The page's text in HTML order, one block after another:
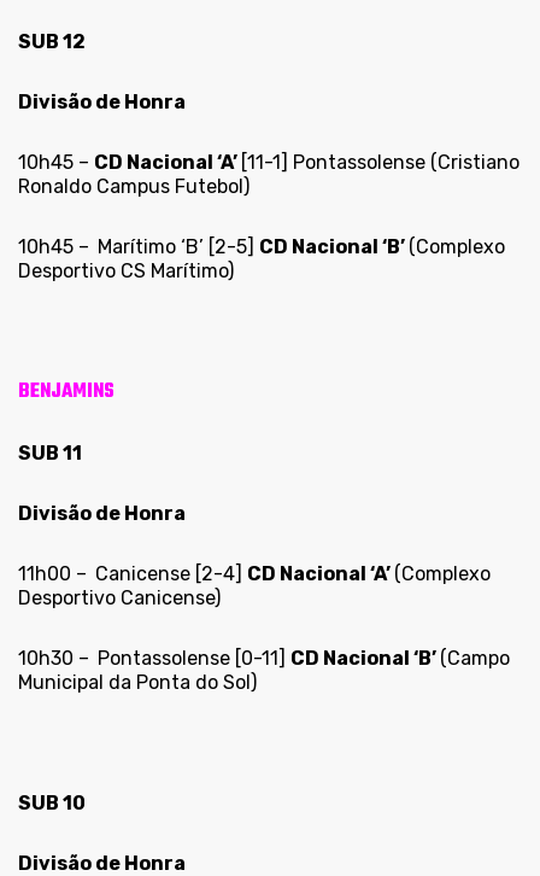
SUB 12
Divisão de Honra
10h45 – CD Nacional ‘A’ [11-1] Pontassolense (Cristiano
Ronaldo Campus Futebol)
10h45 – Marítimo ‘B’ [2-5] CD Nacional ‘B’ (Complexo
Desportivo CS Marítimo)
BENJAMINS
SUB 11
Divisão de Honra
11h00 – Canicense [2-4] CD Nacional ‘A’ (Complexo
Desportivo Canicense)
10h30 – Pontassolense [0-11] CD Nacional ‘B’ (Campo
Municipal da Ponta do Sol)
SUB 10
Divisão de Honra